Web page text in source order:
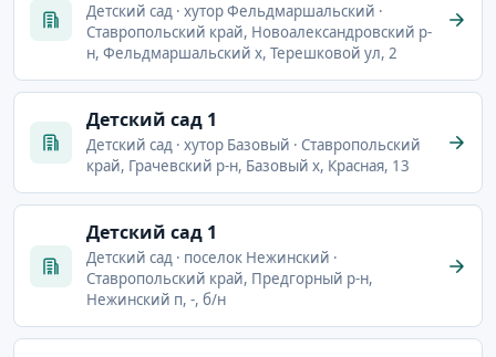
Детский сад · хутор Фельдмаршальский ·
Ставропольский край, Новоалександровский р-
н, Фельдмаршальский х, Терешковой ул, 2
Детский сад 1
Детский сад · хутор Базовый · Ставропольский
край, Грачевский р-н, Базовый х, Красная, 13
Детский сад 1
Детский сад · поселок Нежинский ·
Ставропольский край, Предгорный р-н,
Нежинский п, -, б/н